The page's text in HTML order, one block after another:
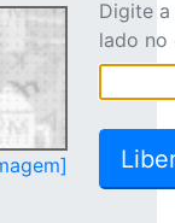
Digite
lado no